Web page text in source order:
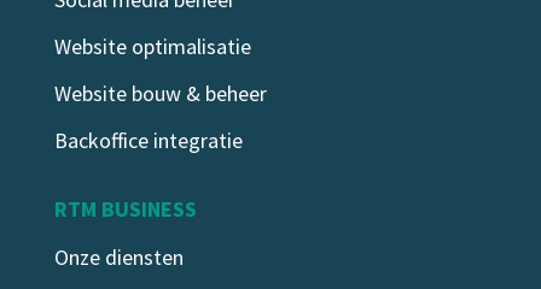
belangrijk is
jan 5, 2026
consistent uitvoert, groeit...
Website optimalisatie
Website bouw & beheer
Backoffice integratie
RTM BUSINESS
Onze diensten